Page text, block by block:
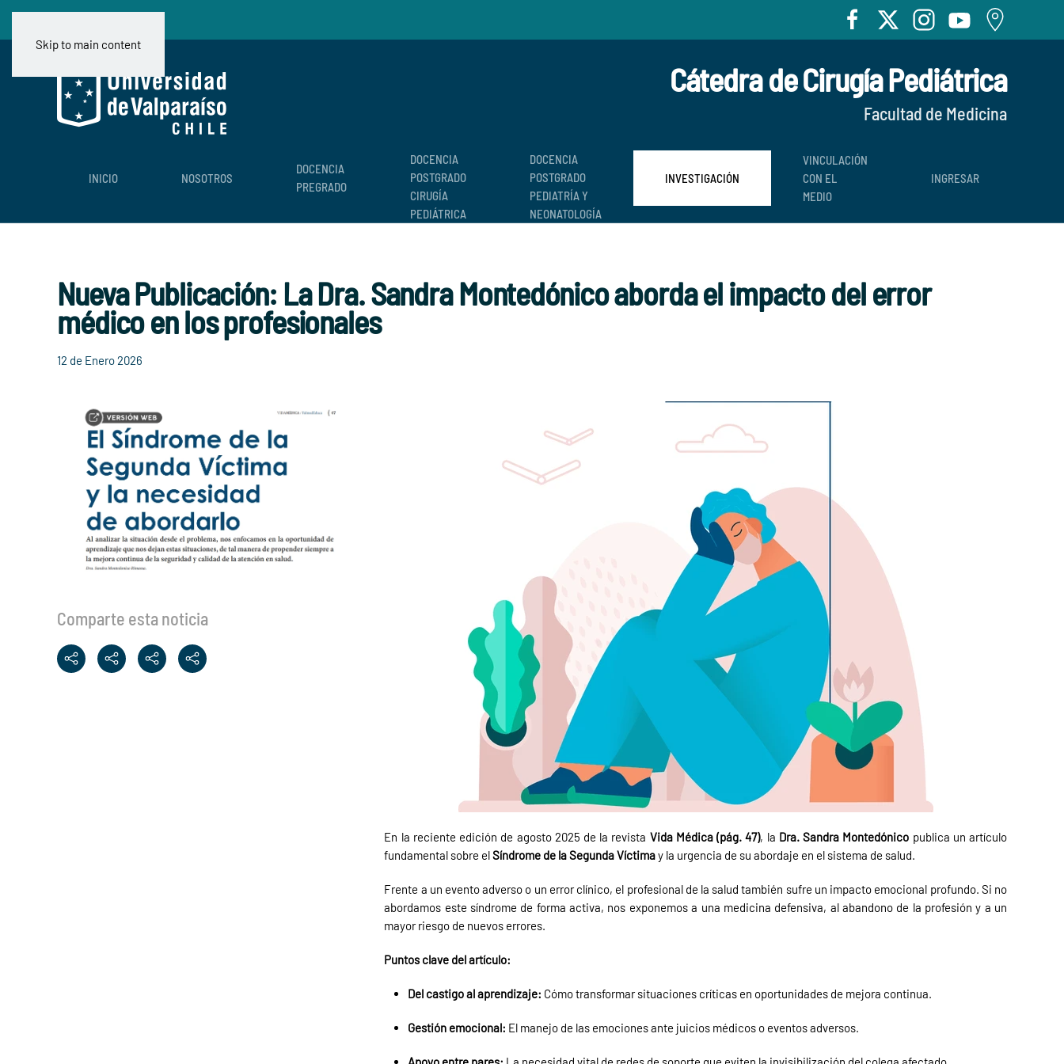
Skip to main content
Cátedra de Cirugía Pediátrica
Facultad de Medicina
INICIO NOSOTROS
DOCENCIA
PREGRADO
DOCENCIA
POSTGRADO
CIRUGÍA
PEDIÁTRICA
DOCENCIA
POSTGRADO
PEDIATRÍA Y
NEONATOLOGÍA
INVESTIGACIÓN
VINCULACIÓN
CON EL
MEDIO
INGRESAR
Nueva Publicación: La Dra. Sandra Montedónico aborda el impacto del error
médico en los profesionales
12 de Enero 2026
Comparte esta noticia
En la reciente edición de agosto 2025 de la revista Vida Médica (pág. 47), la Dra. Sandra Montedónico publica un artículo
fundamental sobre elSíndrome de la Segunda Víctimay la urgencia de su abordaje en el sistema de salud.
Frente a un evento adverso o un error clínico, el profesional de la salud también sufre un impacto emocional profundo. Si no
abordamos este síndrome de forma activa, nos exponemos a una medicina defensiva, al abandono de la profesión y a un
mayor riesgo de nuevos errores.
Puntos clave del artículo:
Del castigo al aprendizaje: Cómo transformar situaciones críticas en oportunidades de mejora continua.
Gestión emocional: El manejo de las emociones ante juicios médicos o eventos adversos.